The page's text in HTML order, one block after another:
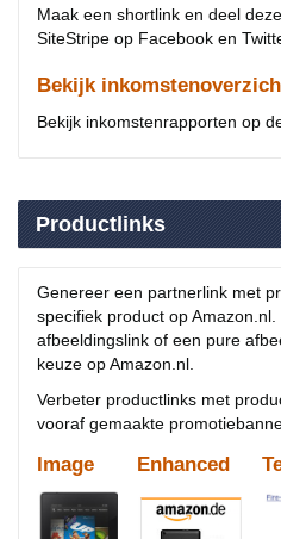
Maak een shortlink en deel
SiteStripe op Facebook en
Bekijk
Bekijk inkomstenrapporten op
Productlinks
Genereer een partnerlink met
specifiek product op
afbeeldingslink of een pure
keuze op Amazon.nl.
Verbeter productlinks met
vooraf gemaakte
Image Enhanced